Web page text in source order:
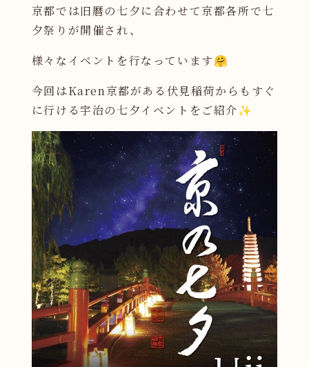
京都では旧暦の七夕に合わせて京都各所で七
夕祭りが開催され、
様々なイベントを行なっています🤗
今回はKaren京都がある伏見稲荷からもすぐ
に行ける宇治の七夕イベントをご紹介✨